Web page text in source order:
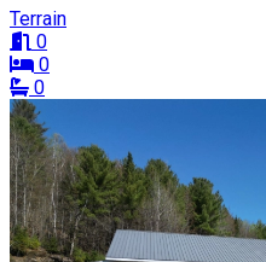
Terrain
0
0
0